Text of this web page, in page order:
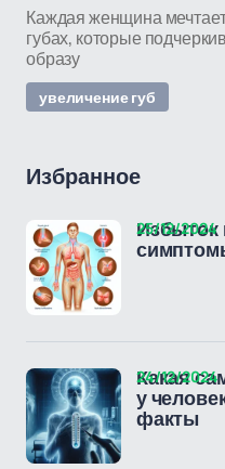
Каждая женщина
губах, которые
образу
увеличение губ
Избранное
Избыток
25/12/2024
Какая
у
факты
24/12/2024